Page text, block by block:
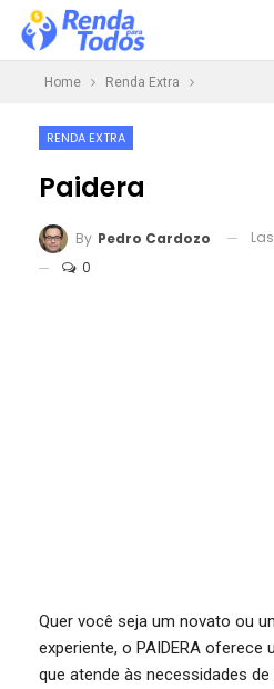
Home Renda Extra
RENDA EXTRA
Paidera
By Pedro Cardozo
0
Quer você seja um novato ou
experiente, o PAIDERA
que atende às necessidades